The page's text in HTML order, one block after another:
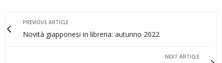
PREVIOUS ARTICLE
Novità giapponesi in libreria: autunno 2022
NEXT ARTICLE